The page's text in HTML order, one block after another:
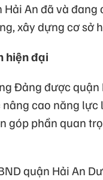
Hải An đã và
xây dựng cơ sở
hiện đại
Đảng được
cao năng
góp phần quan
quận Hải An